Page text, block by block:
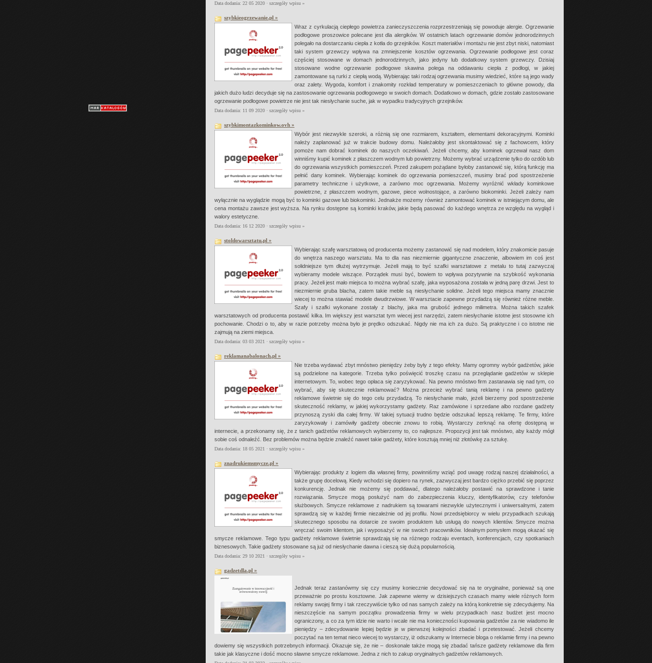
Data dodania: 22 05 2020 · szczegóły wpisu »
szybkieogrzewanie.pl »
Wraz z cyrkulacją ciepłego powietrza zanieczyszczenia rozprzestrzeniają się powoduje alergie. Ogrzewanie
podłogowe proszowice polecane jest dla alergików. W ostatnich latach ogrzewanie domów jednorodzinnych
polegało na dostarczaniu ciepła z kotła do grzejników. Koszt materiałów i montażu nie jest zbyt niski, natomiast
taki system grzewczy wpływa na zmniejszenie kosztów ogrzewania. Ogrzewanie podłogowe jest coraz
częściej stosowane w domach jednorodzinnych, jako jedyny lub dodatkowy system grzewczy. Dzisiaj
stosowane wodne ogrzewanie podłogowe skawina polega na oddawaniu ciepła z podłogi, w jakiej
zamontowane są rurki z ciepłą wodą. Wybierając taki rodzaj ogrzewania musimy wiedzieć, które są jego wady
oraz zalety. Wygoda, komfort i znakomity rozkład temperatury w pomieszczeniach to główne powody, dla
jakich dużo ludzi decyduje się na zastosowanie ogrzewania podłogowego w swoich domach. Dodatkowo w domach, gdzie zostało zastosowane
ogrzewanie podłogowe powietrze nie jest tak niesłychanie suche, jak w wypadku tradycyjnych grzejników.
Data dodania: 11 09 2020 · szczegóły wpisu »
szybkimontazkominkow.ovh »
Wybór jest niezwykle szeroki, a różnią się one rozmiarem, kształtem, elementami dekoracyjnymi. Kominki
należy zaplanować już w trakcie budowy domu. Należałoby jest skontaktować się z fachowcem, który
pomoże nam dobrać kominek do naszych oczekiwań. Jeżeli chcemy, aby kominek ogrzewał nasz dom
winniśmy kupić kominek z płaszczem wodnym lub powietrzny. Możemy wybrać urządzenie tylko do ozdób lub
do ogrzewania wszystkich pomieszczeń. Przed zakupem pożądane byłoby zastanowić się, którą funkcję ma
pełnić dany kominek. Wybierając kominek do ogrzewania pomieszczeń, musimy brać pod spostrzeżenie
parametry techniczne i użytkowe, a zarówno moc ogrzewania. Możemy wyróżnić wkłady kominkowe
powietrzne, z płaszczem wodnym, gazowe, piece wolnostojące, a zarówno biokominki. Jeżeli zależy nam
wyłącznie na wyglądzie mogą być to kominki gazowe lub biokominki. Jednakże możemy również zamontować kominek w istniejącym domu, ale
cena montażu zawsze jest wyższa. Na rynku dostępne są kominki kraków, jakie będą pasować do każdego wnętrza ze względu na wygląd i
walory estetyczne.
Data dodania: 16 12 2020 · szczegóły wpisu »
stoldowarsztatu.pl »
Wybierając szafę warsztatową od producenta możemy zastanowić się nad modelem, który znakomicie pasuje
do wnętrza naszego warsztatu. Ma to dla nas niezmiernie gigantyczne znaczenie, albowiem im coś jest
solidniejsze tym dłużej wytrzymuje. Jeżeli mają to być szafki warsztatowe z metalu to tutaj zazwyczaj
wybieramy modele wiszące. Porządek musi być, bowiem to wpływa pozytywnie na szybkość wykonania
pracy. Jeżeli jest mało miejsca to można wybrać szafę, jaka wyposażona została w jedną parę drzwi. Jest to
niezmiernie gruba blacha, zatem takie meble są niesłychanie solidne. Jeżeli tego miejsca mamy znacznie
wiecej to można stawiać modele dwudrzwiowe. W warsztacie zapewne przydadzą się również różne meble.
Szafy i szafki wykonane zostały z blachy, jaka ma grubość jednego milimetra. Można takich szafek
warsztatowych od producenta postawić kilka. Im większy jest warsztat tym wiecej jest narzędzi, zatem niesłychanie istotne jest stosowne ich
pochowanie. Chodzi o to, aby w razie potrzeby można było je prędko odszukać. Nigdy nie ma ich za dużo. Są praktyczne i co istotne nie
zajmują na ziemi miejsca.
Data dodania: 03 03 2021 · szczegóły wpisu »
reklamanabalonach.pl »
Nie trzeba wydawać zbyt mnóstwo pieniędzy żeby były z tego efekty. Mamy ogromny wybór gadżetów, jakie
są podzielone na kategorie. Trzeba tylko poświęcić troszkę czasu na przeglądanie gadżetów w sklepie
internetowym. To, wobec tego opłaca się zaryzykować. Na pewno mnóstwo firm zastanawia się nad tym, co
wybrać, aby się skutecznie reklamować? Można przecież wybrać tanią reklamę i na pewno gadżety
reklamowe świetnie się do tego celu przydadzą. To niesłychanie mało, jeżeli bierzemy pod spostrzeżenie
skuteczność reklamy, w jakiej wykorzystamy gadżety. Raz zamówione i sprzedane albo rozdane gadżety
przynoszą zyski dla całej firmy. W takiej sytuacji trudno będzie odszukać lepszą reklamę. Te firmy, które
zaryzykowały i zamówiły gadżety obecnie znowu to robią. Wystarczy zerknąć na ofertę dostępną w
internecie, a przekonamy się, że z tanich gadżetów reklamowych wybierzemy to, co najlepsze. Propozycji jest tak mnóstwo, aby każdy mógł
sobie coś odnaleźć. Bez problemów można będzie znaleźć nawet takie gadżety, które kosztują mniej niż złotówkę za sztukę.
Data dodania: 18 05 2021 · szczegóły wpisu »
znadrukiemsmycze.pl »
Wybierając produkty z logiem dla własnej firmy, powinniśmy wziąć pod uwagę rodzaj naszej działalności, a
także grupę docelową. Kiedy wchodzi się dopiero na rynek, zazwyczaj jest bardzo ciężko przebić się poprzez
konkurencję. Jednak nie możemy się poddawać, dlatego należałoby postawić na sprawdzone i tanie
rozwiązania. Smycze mogą posłużyć nam do zabezpieczenia kluczy, identyfikatorów, czy telefonów
służbowych. Smycze reklamowe z nadrukiem są towarami niezwykle użytecznymi i uniwersalnymi, zatem
sprawdzą się w każdej firmie niezależnie od jej profilu. Nowi przedsiębiorcy w wielu przypadkach szukają
skutecznego sposobu na dotarcie ze swoim produktem lub usługą do nowych klientów. Smycze można
wręczać swoim klientom, jak i wyposażyć w nie swoich pracowników. Idealnym pomysłem mogą okazać się
smycze reklamowe. Tego typu gadżety reklamowe świetnie sprawdzają się na różnego rodzaju eventach, konferencjach, czy spotkaniach
biznesowych. Takie gadżety stosowane są już od niesłychanie dawna i cieszą się dużą popularnością.
Data dodania: 29 10 2021 · szczegóły wpisu »
gadzetdla.pl »
Jednak teraz zastanówmy się czy musimy koniecznie decydować się na te oryginalne, ponieważ są one
przeważnie po prostu kosztowne. Jak zapewne wiemy w dzisiejszych czasach mamy wiele różnych form
reklamy swojej firmy i tak rzeczywiście tylko od nas samych zależy na którą konkretnie się zdecydujemy. Na
nieszczęście na samym początku prowadzenia firmy w wielu przypadkach nasz budżet jest mocno
ograniczony, a co za tym idzie nie warto i wcale nie ma konieczności kupowania gadżetów za nie wiadomo ile
pieniędzy – zdecydowanie lepiej będzie je w pierwszej kolejności zbadać i przetestować. Jeżeli chcemy
poczytać na ten temat nieco wiecej to wystarczy, iż odszukamy w Internecie bloga o reklamie firmy i na pewno
dowiemy się wszystkich potrzebnych informacji. Okazuje się, że nie – doskonale także mogą się zbadać tańsze gadżety reklamowe dla firm
takie jak klasyczne i dość mocno sławne smycze reklamowe. Jedna z nich to zakup oryginalnych gadżetów reklamowych.